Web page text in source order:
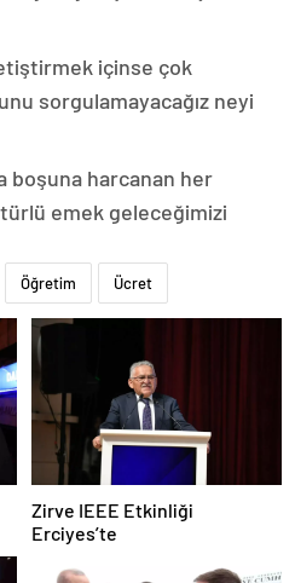
içinse çok
sorgulamayacağız neyi
boşuna harcanan her
emek geleceğimizi
Öğretim Ücret
Zirve IEEE Etkinliği
Erciyes’te